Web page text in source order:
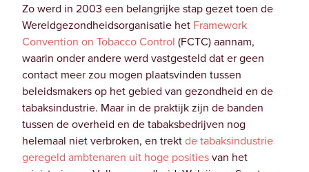
Zo werd in 2003 een belangrijke stap gezet toen de
Wereldgezondheidsorganisatie het Framework
Convention on Tobacco Control (FCTC) aannam,
waarin onder andere werd vastgesteld dat er geen
contact meer zou mogen plaatsvinden tussen
beleidsmakers op het gebied van gezondheid en de
tabaksindustrie. Maar in de praktijk zijn de banden
tussen de overheid en de tabaksbedrijven nog
helemaal niet verbroken, en trektde tabaksindustrie
geregeld ambtenaren uit hoge positiesvan het